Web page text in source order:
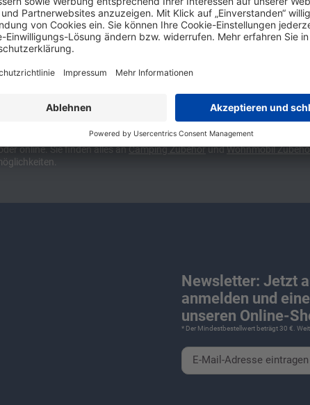
und Stuttgart, 10 Minuten vor der Stadtgrenze Münchens,
kompakte Camper Vans, oder den puren Luxus. Ob Caravan oder
Camping und Caravaning! Wohnmobilverkauf und
online. Sie finden alles anCampingZubehörundWohnmobil
Newsletter: Jetzt
anmelden und
unseren Online-
* Der Mindestbestellwert beträgt 30 €.